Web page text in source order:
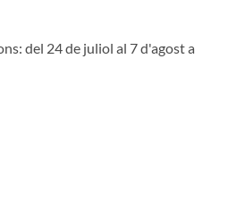
del 24 de juliol al 7 d'agost a